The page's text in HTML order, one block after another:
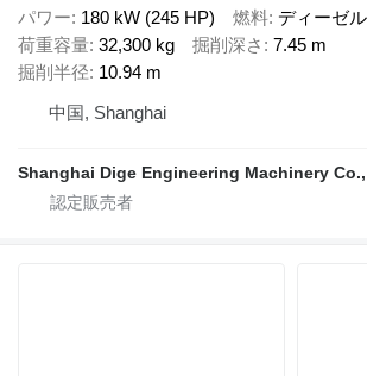
パワー 180 kW (245 HP) 燃料 ディーゼル
荷重容量 32,300 kg 掘削深さ
7.45 m
掘削半径 10.94 m
中国, Shanghai
Shanghai Dige Engineering Machinery